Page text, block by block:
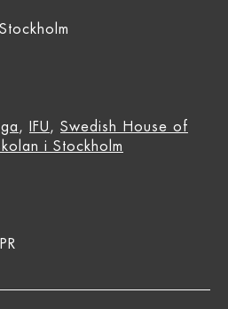
, IFU , Swedish House of
i Stockholm